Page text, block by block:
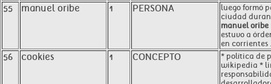
55 manuel oribe 1 PERSONA
luego formó
ciudad
manuel oribe
estuvo a
en corrientes
56 cookies 1 CONCEPTO
* política de
wikipedia *